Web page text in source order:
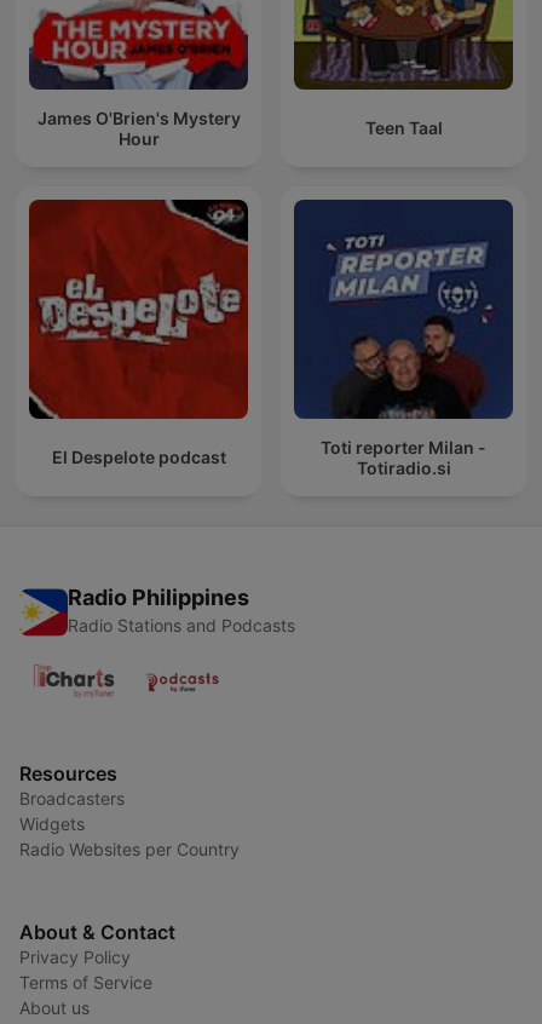
James O'Brien's Mystery
Hour
Teen Taal
El Despelote podcast
Toti reporter Milan -
Totiradio.si
Radio Philippines
Radio Stations and Podcasts
Resources
Broadcasters
Widgets
Radio Websites per Country
About & Contact
Privacy Policy
Terms of Service
About us